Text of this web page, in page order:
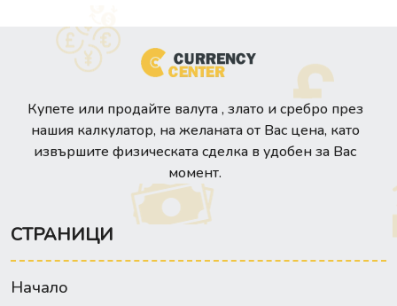
Купете или продайте валута , злато и сребро през
нашия калкулатор, на желаната от Вас цена, като
извършите физическата сделка в удобен за Вас
момент.
СТРАНИЦИ
Начало